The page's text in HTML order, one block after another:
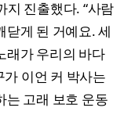
지 진출했다. “사람
닫게 된 거예요. 세
래가 우리의 바다
가 이언 커 박사는
는 고래 보호 운동